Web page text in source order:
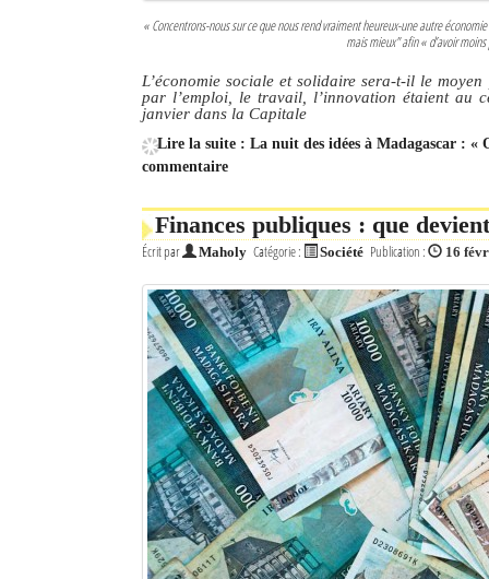
« Concentrons-nous sur ce que nous rend vraiment heureux-une autre
mais mieux" afin « d’avoir
L’économie sociale et solidaire sera-t-il le
par l’emploi, le travail, l’innovation étaient au
janvier dans la Capitale
Lire la suite : La nuit des idées à Madagascar :
commentaire
Finances publiques : que
Écrit par Maholy Catégorie : Société Publication : 16